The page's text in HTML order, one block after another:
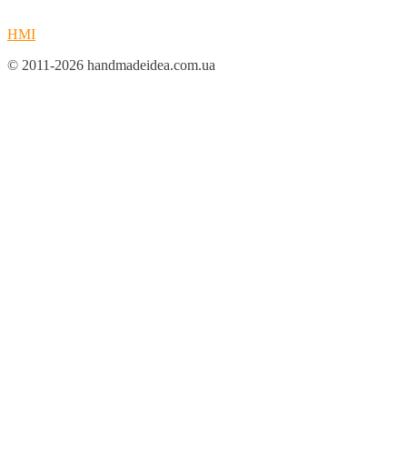
HMI
© 2011-2026 handmadeidea.com.ua